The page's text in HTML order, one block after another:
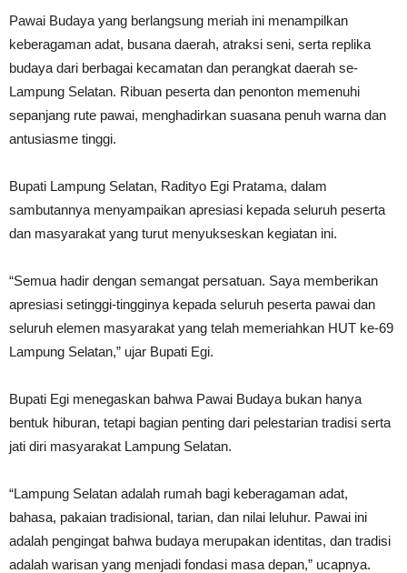
Pawai Budaya yang berlangsung meriah ini menampilkan
keberagaman adat, busana daerah, atraksi seni, serta replika
budaya dari berbagai kecamatan dan perangkat daerah se-
Lampung Selatan. Ribuan peserta dan penonton memenuhi
sepanjang rute pawai, menghadirkan suasana penuh warna dan
antusiasme tinggi.
Bupati Lampung Selatan, Radityo Egi Pratama, dalam
sambutannya menyampaikan apresiasi kepada seluruh peserta
dan masyarakat yang turut menyukseskan kegiatan ini.
“Semua hadir dengan semangat persatuan. Saya memberikan
apresiasi setinggi-tingginya kepada seluruh peserta pawai dan
seluruh elemen masyarakat yang telah memeriahkan HUT ke-69
Lampung Selatan,” ujar Bupati Egi.
Bupati Egi menegaskan bahwa Pawai Budaya bukan hanya
bentuk hiburan, tetapi bagian penting dari pelestarian tradisi serta
jati diri masyarakat Lampung Selatan.
“Lampung Selatan adalah rumah bagi keberagaman adat,
bahasa, pakaian tradisional, tarian, dan nilai leluhur. Pawai ini
adalah pengingat bahwa budaya merupakan identitas, dan tradisi
adalah warisan yang menjadi fondasi masa depan,” ucapnya.